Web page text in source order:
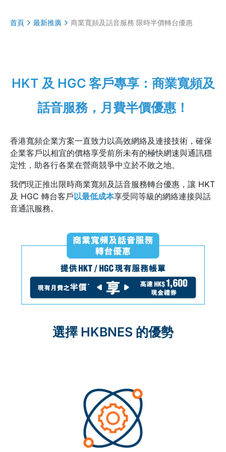
首頁 最新推廣 商業寬頻及話音服務 限時半價轉台優惠
HKT 及 HGC 客戶專享：商業寬頻及
話音服務，月費半價優惠！
香港寬頻企業方案一直致力以高效網絡及連接技術，確保
企業客戶以相宜的價格享受前所未有的極快網速與通訊穩
定性，助各行各業在營商競爭中立於不敗之地。
我們現正推出限時商業寬頻及話音服務轉台優惠，讓 HKT
及 HGC 轉台客戶以最低成本享受同等級的網絡連接與話
音通訊服務。
選擇 HKBNES 的優勢